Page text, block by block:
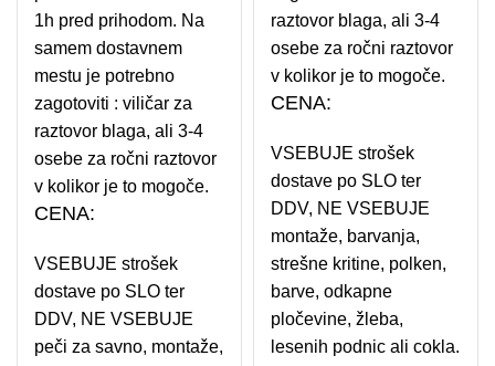
1h pred prihodom. Na
samem dostavnem
mestu je potrebno
zagotoviti : viličar za
raztovor blaga, ali 3-4
osebe za ročni raztovor
v kolikor je to mogoče.
CENA:
VSEBUJE strošek
dostave po SLO ter
DDV, NE VSEBUJE
peči za savno, montaže,
raztovor blaga, ali 3-4
osebe za ročni raztovor
v kolikor je to mogoče.
CENA:
VSEBUJE strošek
dostave po SLO ter
DDV, NE VSEBUJE
montaže, barvanja,
strešne kritine, polken,
barve, odkapne
pločevine, žleba,
lesenih podnic ali cokla.